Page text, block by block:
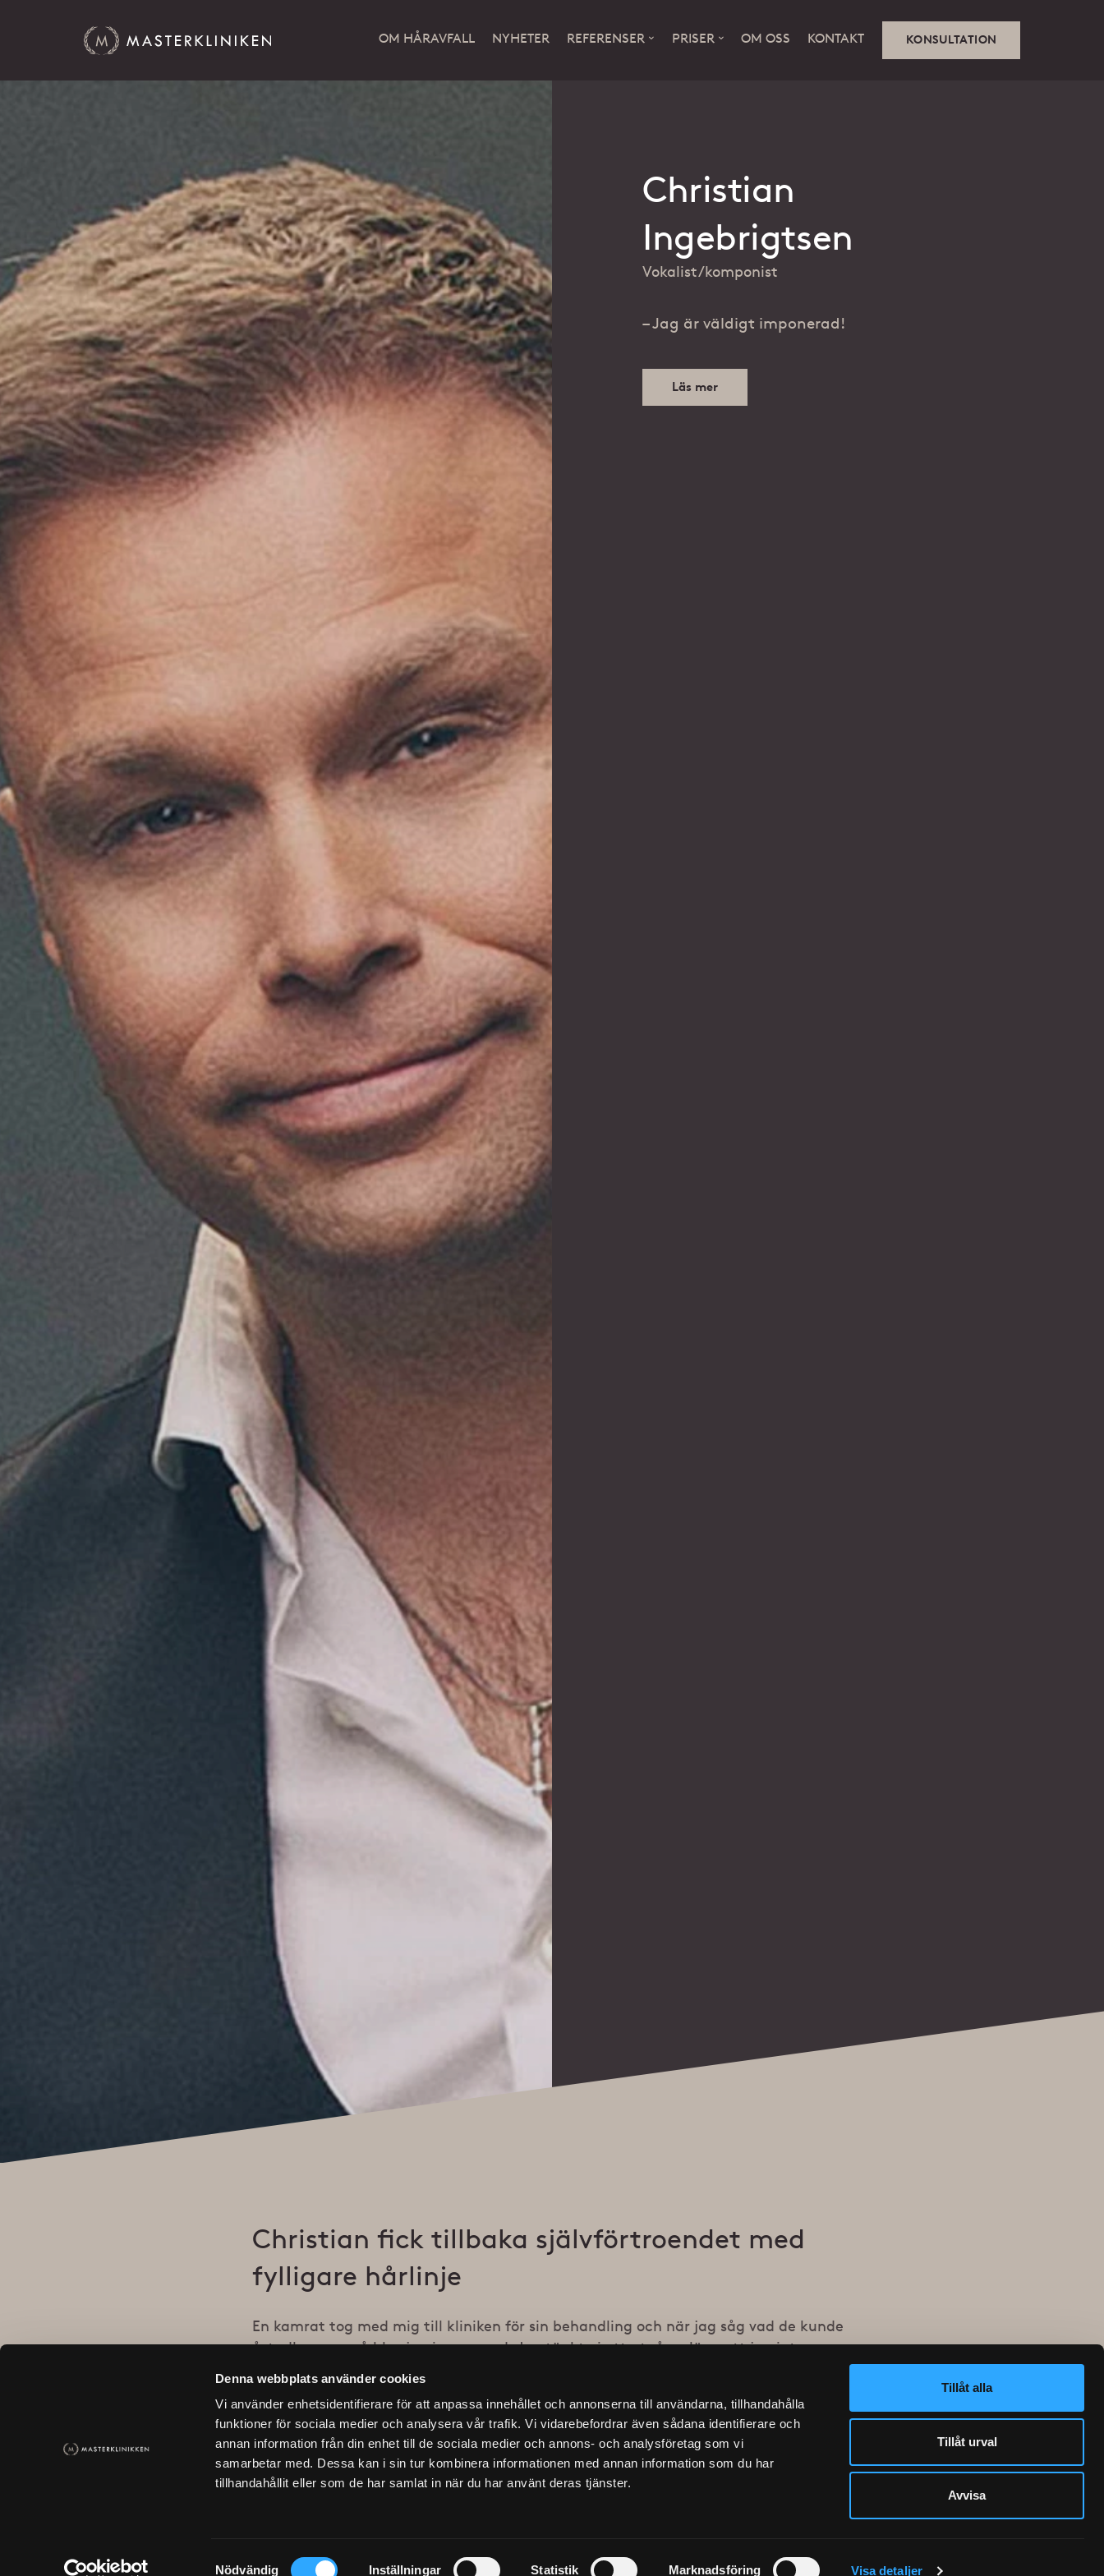
Denna webbplats använder cookies
Vi använder enhetsidentifierare för att anpassa innehållet och annonserna till användarna, tillhandahålla
funktioner för sociala medier och analysera vår trafik. Vi vidarebefordrar även sådana identifierare och
annan information från din enhet till de sociala medier och annons- och analysföretag som vi
samarbetar med. Dessa kan i sin tur kombinera informationen med annan information som du har
tillhandahållit eller som de har samlat in när du har använt deras tjänster.
Samtyckesval
Nödvändig Inställningar Statistik Marknadsföring Visa detaljer
Tillåt alla
Tillåt urval
Avvisa
OM HÅRAVFALL NYHETER REFERENSER
Nöjda män Nöjda kvinnor
PRISER
Priser Finansiering
OM OSS KONTAKT KONSULTATION
Christian
Ingebrigtsen
Vokalist/komponist
– Jag är väldigt imponerad!
Läs mer
Christian fick tillbaka självförtroendet med
fylligare hårlinje
En kamrat tog med mig till kliniken för sin behandling och när jag såg vad de kunde
åstadkomma, så blev jag imponerad. Jag tänkte i ett utgångsläge att jag inte
för min självkänsla.
Behandlingen har utförts utan att vare sig raka eller klippa Christian.